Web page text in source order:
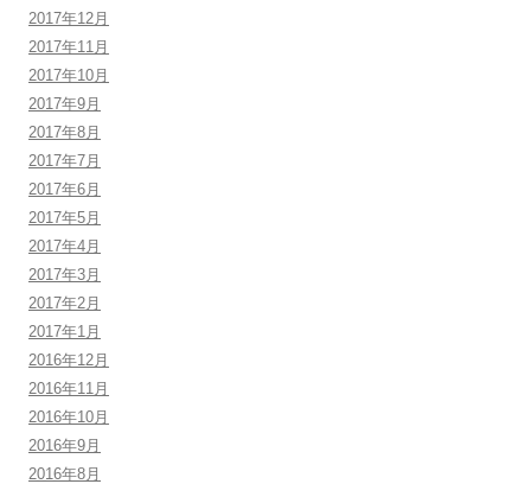
2017年12月
2017年11月
2017年10月
2017年9月
2017年8月
2017年7月
2017年6月
2017年5月
2017年4月
2017年3月
2017年2月
2017年1月
2016年12月
2016年11月
2016年10月
2016年9月
2016年8月